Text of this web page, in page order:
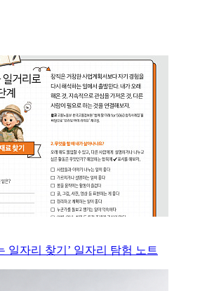
일자리 찾기’ 일자리 탐험 노트